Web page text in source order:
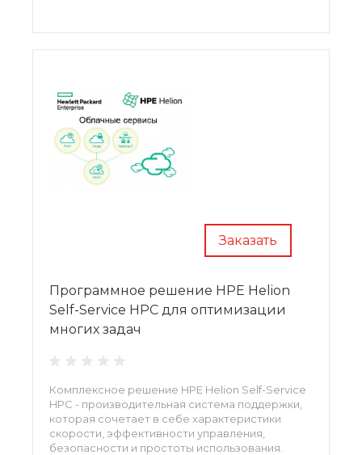
Заказать
Программное решение HPE Helion
Self-Service HPC для оптимизации
многих задач
Комплексное решение HPE Helion Self-Service
HPC - производительная система поддержки,
которая сочетает в себе характеристики
скорости, эффективности управления,
безопасности и простоты использования.